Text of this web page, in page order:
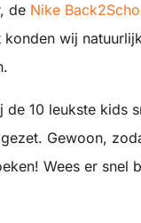
de Nike
konden wij
de 10 leukste kids
Gewoon,
Wees er snel